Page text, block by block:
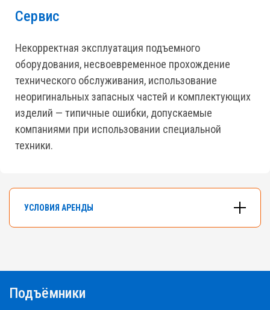
Сервис
Некорректная эксплуатация подъемного
оборудования, несвоевременное прохождение
технического обслуживания, использование
неоригинальных запасных частей и комплектующих
изделий — типичные ошибки, допускаемые
компаниями при использовании специальной
техники.
УСЛОВИЯ АРЕНДЫ
Самоходные ножничные подъемники с высотой
Подъёмники